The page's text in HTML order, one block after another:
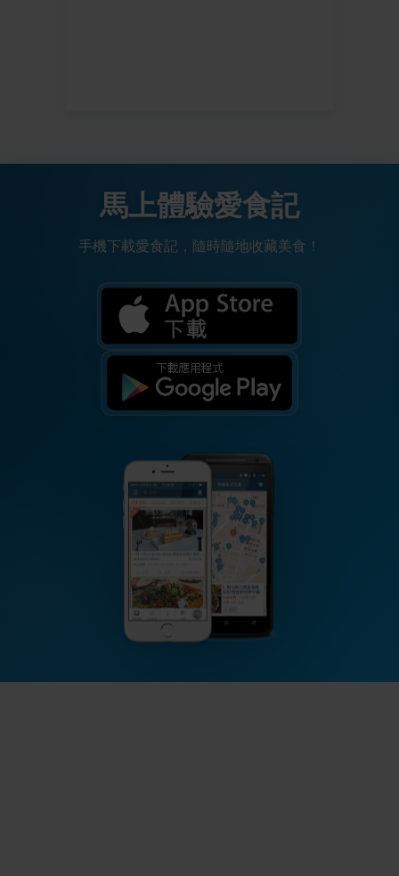
馬上體驗愛食記
手機下載愛食記，隨時隨地收藏美食！